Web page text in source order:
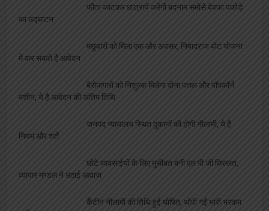
फीता काटकर छात्रायें करेंगी बदनाम समोसे बेवफा पकोड़े
का उद्घाटन
मछुवारों को मिला एक और अवसर, निषादराज बोट योजना
में कर सकते है आवेदन
बेरोजगारों को निशुल्क मिलेगा दोना पत्तल और पॉपकॉर्न
मशीन, ये है आवेदन की अंतिम तिथि
जनपद न्यायालय स्थित दुकानों की होगी नीलामी, ये है
नियम और शर्ते
छोटे व्यवसाईयों के लिए मुसीबत बनी एल पी जी किल्लत,
व्यापार मण्डल ने उठाई आवाज
कैंटीन नीलामी की तिथि हुई घोषित, थोपी गईं भारी भरकम